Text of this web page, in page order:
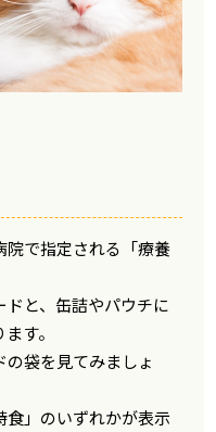
院で指定される「療養
と、缶詰やパウチに
す。
袋を見てみましょ
食」のいずれかが表示